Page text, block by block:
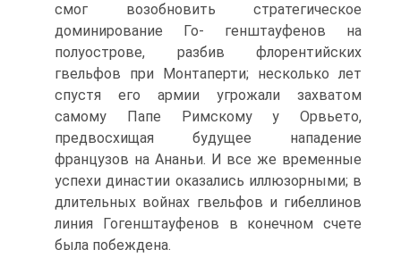
смог возобновить стратегическое
доминирование Го- генштауфенов на
полуострове, разбив флорентийских
гвельфов при Монтаперти; несколько лет
спустя его армии угрожали захватом
самому Папе Римскому у Орвьето,
предвосхищая будущее нападение
французов на Ананьи. И все же временные
успехи династии оказались иллюзорны­ми; в
длительных войнах гвельфов и гибеллинов
линия Гогенштауфенов в конечном счете
была побеждена.